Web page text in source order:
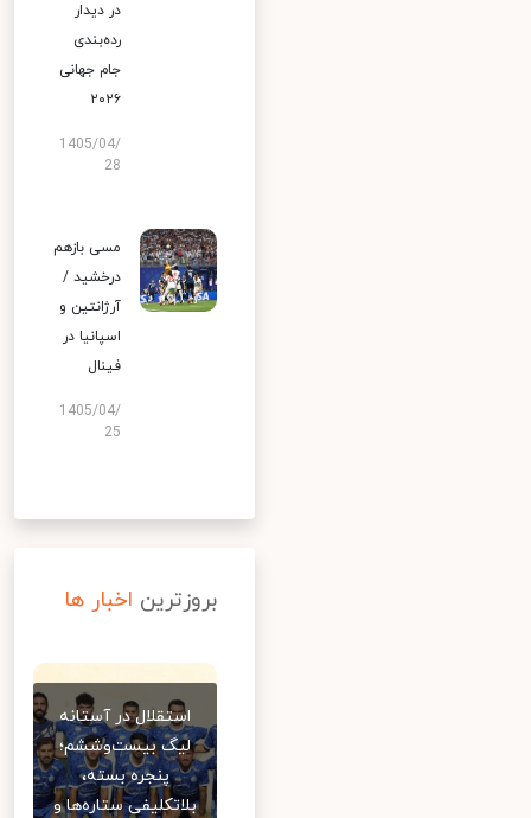
در دیدار
رده‌بندی
جام جهانی
۲۰۲۶
1405/04/
28
مسی بازهم
درخشید /
آرژانتین و
اسپانیا در
فینال
1405/04/
25
بروزترین اخبار ها
استقلال در آستانه
لیگ بیست‌وششم؛
پنجره بسته،
بلاتکلیفی ستاره‌ها و